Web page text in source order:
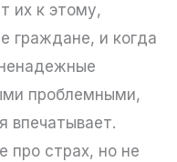
их к этому,
граждане, и когда
проблемными,
впечатывает.
про страх, но не